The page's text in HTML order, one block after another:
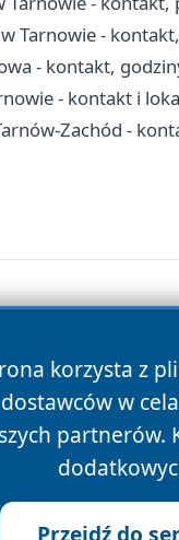
w Tarnowie -
- kontakt,
- kontakt i
Zachód -
korzysta z
w
partnerów.
Przejdź do